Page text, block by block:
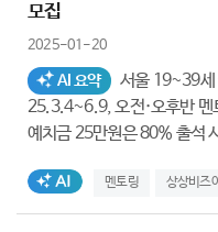
모집
2025-01-20
AI 요약
서울 19~39세
25.3.4~6.9, 오전·오후반 멘토링 중
예치금 25만원은 80% 출석
AI생성태그 멘토링 상상비즈